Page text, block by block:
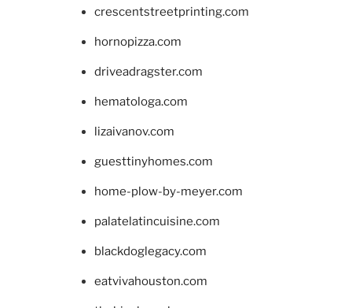
crescentstreetprinting.com
hornopizza.com
driveadragster.com
hematologa.com
lizaivanov.com
guesttinyhomes.com
home-plow-by-meyer.com
palatelatincuisine.com
blackdoglegacy.com
eatvivahouston.com